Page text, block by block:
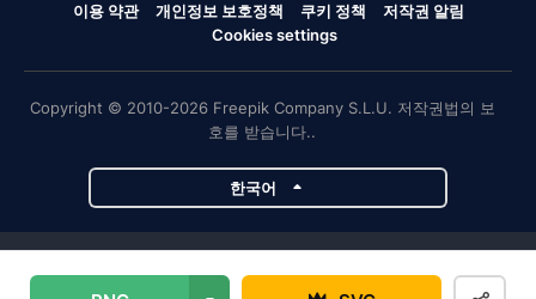
이용 약관 개인정보 보호정책 쿠키 정책
저작권 알림
Cookies settings
Copyright © 2010-2026 Freepik Company S.L.U. 저작권법의 보
호를 받습니다..
한국어